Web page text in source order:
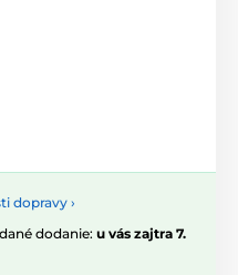
dopravy ›
dodanie: u vás zajtra 7.